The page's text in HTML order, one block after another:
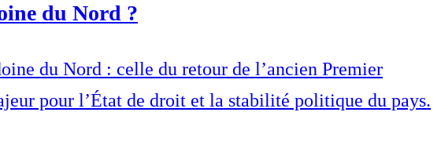
du Nord ?
du Nord : celle du retour de l’ancien Premier
pour l’État de droit et la stabilité politique du pays.